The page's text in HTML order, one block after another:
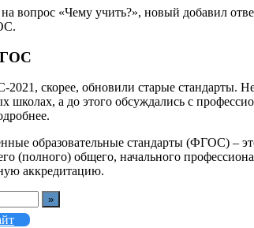
вопрос «Чему учить?», новый добавил
скорее, обновили старые стандарты.
школах, а до этого обсуждались с
образовательные стандарты (ФГОС) –
(полного) общего, начального
аккредитацию.